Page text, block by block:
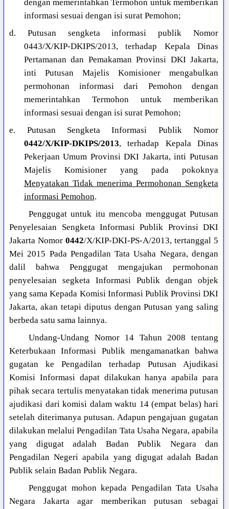
dengan memerintahkan Termohon untuk memberikan
informasi sesuai dengan isi surat Pemohon;
d. Putusan sengketa informasi publik Nomor
0443/X/KIP-DKIPS/2013, terhadap Kepala Dinas
Pertamanan dan Pemakaman Provinsi DKI Jakarta,
inti Putusan Majelis Komisioner mengabulkan
permohonan informasi dari Pemohon dengan
memerintahkan Termohon untuk memberikan
informasi sesuai dengan isi surat Pemohon;
e. Putusan Sengketa Informasi Publik Nomor
0442/X/KIP-DKIPS/2013, terhadap Kepala Dinas
Pekerjaan Umum Provinsi DKI Jakarta, inti Putusan
Majelis Komisioner yang pada pokoknya
Menyatakan Tidak menerima Permohonan Sengketa
informasi Pemohon.
Penggugat untuk itu mencoba menggugat Putusan
Penyelesaian Sengketa Informasi Publik Provinsi DKI
Jakarta Nomor0442/X/KIP-DKI-PS-A/2013, tertanggal 5
Mei 2015 Pada Pengadilan Tata Usaha Negara, dengan
dalil bahwa Penggugat mengajukan permohonan
penyelesaian segketa Informasi Publik dengan objek
yang sama Kepada Komisi Informasi Publik Provinsi DKI
Jakarta, akan tetapi diputus dengan Putusan yang saling
berbeda satu sama lainnya.
Undang-Undang Nomor 14 Tahun 2008 tentang
Keterbukaan Informasi Publik mengamanatkan bahwa
gugatan ke Pengadilan terhadap Putusan Ajudikasi
Komisi Informasi dapat dilakukan hanya apabila para
pihak secara tertulis menyatakan tidak menerima putusan
ajudikasi dari komisi dalam waktu 14 (empat belas) hari
setelah diterimanya putusan. Adapun pengajuan gugatan
dilakukan melalui Pengadilan Tata Usaha Negara, apabila
yang digugat adalah Badan Publik Negara dan
Pengadilan Negeri apabila yang digugat adalah Badan
Publik selain Badan Publik Negara.
Penggugat mohon kepada Pengadilan Tata Usaha
Negara Jakarta agar memberikan putusan sebagai